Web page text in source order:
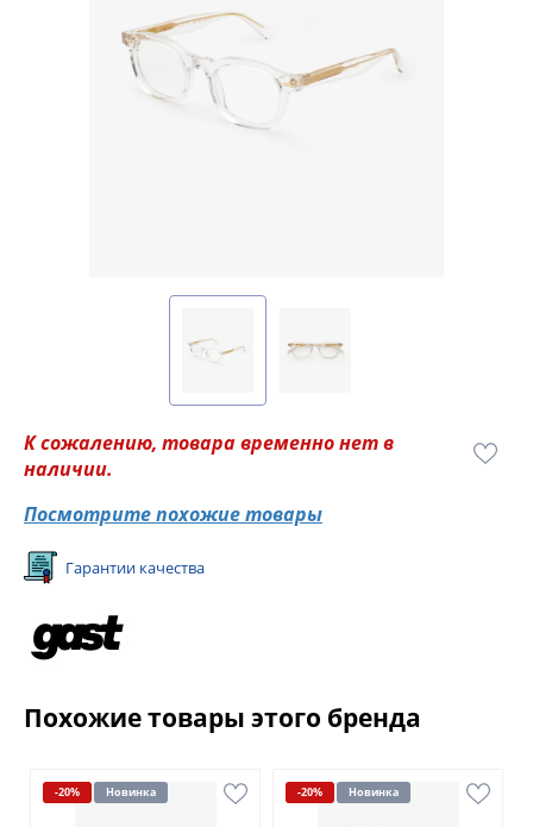
К сожалению, товара временно нет в
наличии.
Посмотрите похожие товары
Гарантии качества
Похожие товары этого бренда
-20% Новинка -20% Новинка